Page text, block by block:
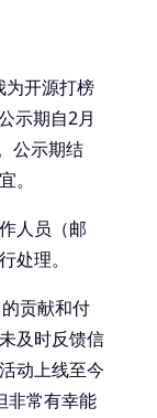
为开源打榜
示期自2月
公示期结
。
人员（邮
理。
贡献和付
及时反馈信
动上线至今
非常有幸能